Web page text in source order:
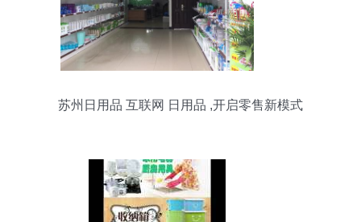
苏州日用品 互联网 日用品 ,开启零售新模式